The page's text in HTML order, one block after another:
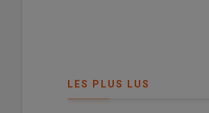
LES PLUS LUS